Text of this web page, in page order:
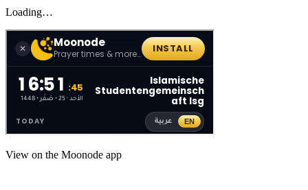
Loading…
View on the Moonode app